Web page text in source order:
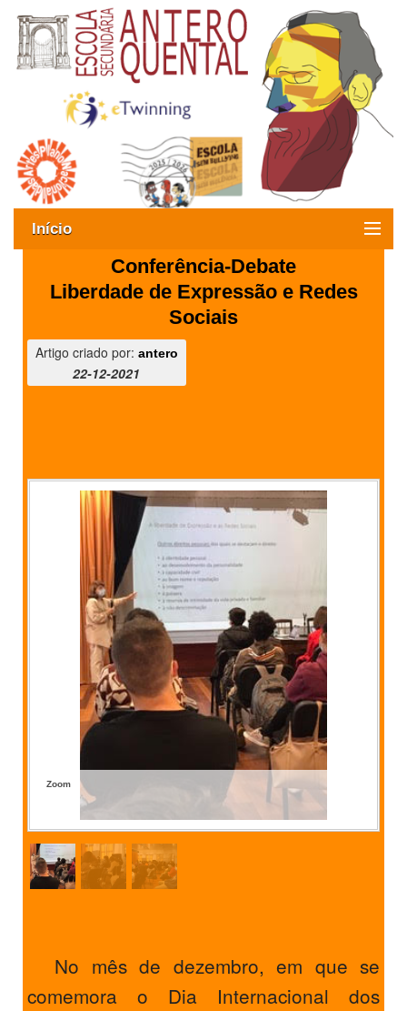
Início
SIGE
ESAQ sem Bullying
Matrículas
ESAQ
@parlamentodosjovens_esaq
@esaq.erasmus
@oficina.do.largo
@clube_robotica.esaq
PROFESSORES
ENC. DE EDUCAÇÃO
Conferência-Debate
Liberdade de Expressão e Redes
Sociais
Artigo criado por: antero
22-12-2021
Zoom
No mês de dezembro, em que se
comemora o Dia Internacional dos